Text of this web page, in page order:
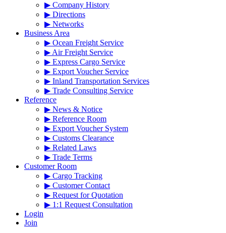
▶ Company History
▶ Directions
▶ Networks
Business Area
▶ Ocean Freight Service
▶ Air Freight Service
▶ Express Cargo Service
▶ Export Voucher Service
▶ Inland Transportation Services
▶ Trade Consulting Service
Reference
▶ News & Notice
▶ Reference Room
▶ Export Voucher System
▶ Customs Clearance
▶ Related Laws
▶ Trade Terms
Customer Room
▶ Cargo Tracking
▶ Customer Contact
▶ Request for Quotation
▶ 1:1 Request Consultation
Login
Join